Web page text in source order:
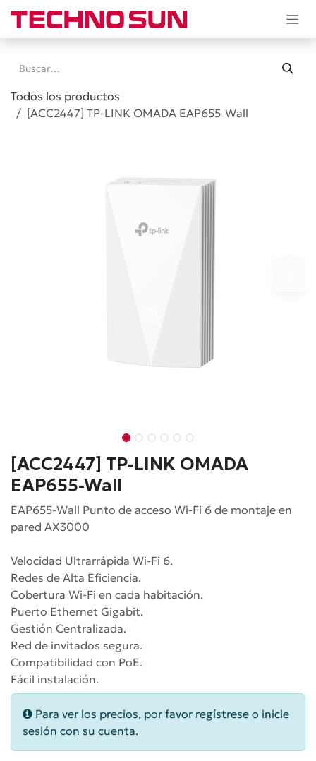
Ir al contenido
Todos los productos
[ACC2447] TP-LINK OMADA EAP655-Wall
[ACC2447] TP-LINK OMADA
EAP655-Wall
EAP655-Wall Punto de acceso Wi-Fi 6 de montaje en
pared AX3000
Velocidad Ultrarrápida Wi-Fi 6.
Redes de Alta Eficiencia.
Cobertura Wi-Fi en cada habitación.
Puerto Ethernet Gigabit.
Gestión Centralizada.
Red de invitados segura.
Compatibilidad con PoE.
Fácil instalación.
Para ver los precios, por favor regístrese o inicie
sesión con su cuenta.